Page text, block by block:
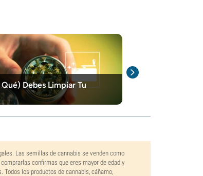
Debes Limpiar Tu
Las semillas de cannabis se venden como
confirmas que eres mayor de edad y
los productos de cannabis, cáñamo,